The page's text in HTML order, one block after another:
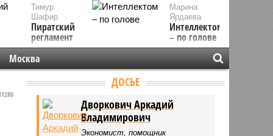
Марина
Ярдаева
Интеллектом
– по голове
Тимур
Шафир
Пиратский
регламент
Москва
ДОСЬЕ
Дворкович Аркадий
Владимирович
Экономист, помощник